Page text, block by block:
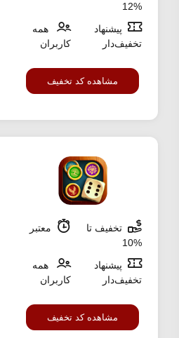
%12
پیشنهاد
تخفیف‌دار
همه
کاربران
مشاهده کد تخفیف
تخفیف تا
%10
معتبر
پیشنهاد
تخفیف‌دار
همه
کاربران
مشاهده کد تخفیف